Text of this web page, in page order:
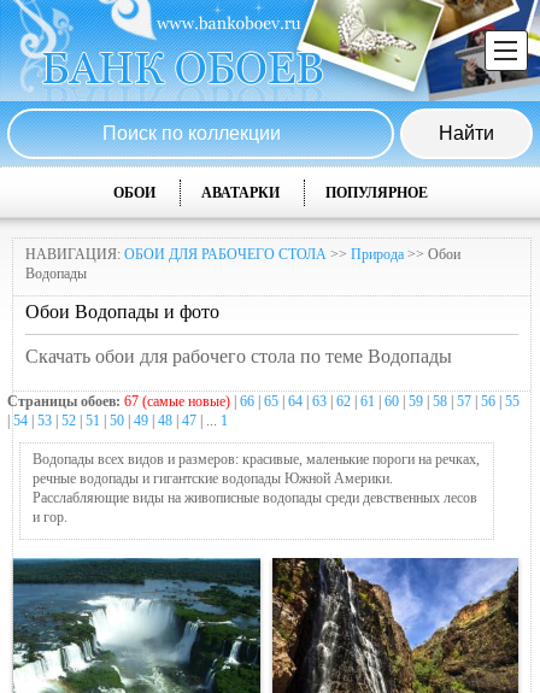
ОБОИ АВАТАРКИ ПОПУЛЯРНОЕ
НАВИГАЦИЯ: ОБОИ ДЛЯ РАБОЧЕГО СТОЛА >> Природа >> Обои
Водопады
Обои Водопады и фото
Скачать обои для рабочего стола по теме Водопады
Страницы обоев: 67 (самые новые) 66 65 64 63 62 61 60 59 58 57 56 55
|54 53 52 51 50 49 48 47 | ... 1
Водопады всех видов и размеров: красивые, маленькие пороги на речках,
речные водопады и гигантские водопады Южной Америки.
Расслабляющие виды на живописные водопады среди девственных лесов
и гор.